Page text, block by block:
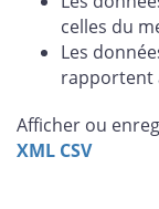
celles du
Les
rapportent
Afficher ou
XML CSV